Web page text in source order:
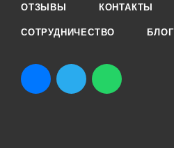
ОТЗЫВЫ КОНТАКТЫ
СОТРУДНИЧЕСТВО БЛОГ